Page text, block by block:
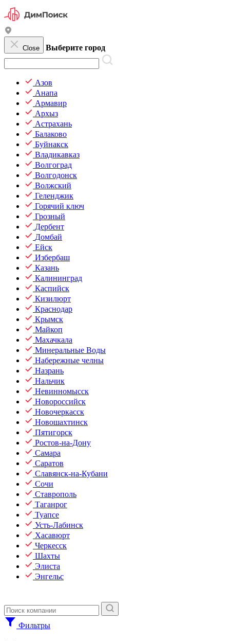
Close Выберите город
Азов
Анапа
Армавир
Архыз
Астрахань
Балаково
Буйнакск
Владикавказ
Волгоград
Волгодонск
Волжский
Геленджик
Горячий ключ
Грозный
Дербент
Домбай
Ейск
Избербаш
Казань
Калининград
Каспийск
Кизилюрт
Краснодар
Крымск
Майкоп
Махачкала
Минеральные Воды
Набережные челны
Назрань
Нальчик
Невинномысск
Новороссийск
Новочеркасск
Новошахтинск
Пятигорск
Ростов-на-Дону
Самара
Саратов
Славянск-на-Кубани
Сочи
Ставрополь
Таганрог
Туапсе
Усть-Лабинск
Хасавюрт
Черкесск
Шахты
Элиста
Энгельс
Фильтры